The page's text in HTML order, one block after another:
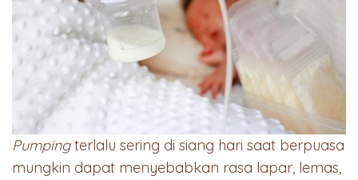
Pumpingterlalu sering di siang hari saat berpuasa
mungkin dapat menyebabkan rasa lapar, lemas,